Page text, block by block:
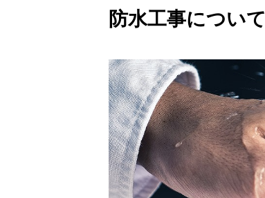
防水工事について